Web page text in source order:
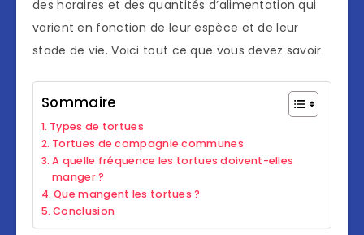
des horaires et des quantités d’alimentation qui
varient en fonction de leur espèce et de leur
stade de vie. Voici tout ce que vous devez savoir.
Sommaire
Types de tortues
Tortues de compagnie communes
A quelle fréquence les tortues doivent-elles
manger ?
Que mangent les tortues ?
Conclusion